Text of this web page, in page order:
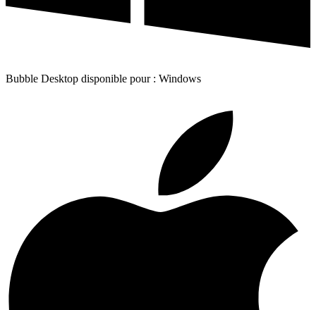
Bubble Desktop disponible pour : Windows